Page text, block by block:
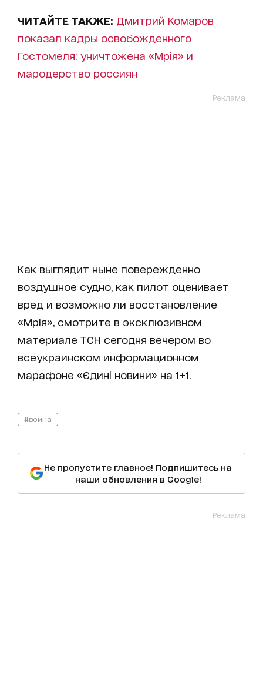
ЧИТАЙТЕ ТАКЖЕ: Дмитрий Комаров
показал кадры освобожденного
Гостомеля: уничтожена «Мрія» и
мародерство россиян
Реклама
Как выглядит ныне повережденно
воздушное судно, как пилот оценивает
вред и возможно ли восстановление
«Мрія», смотрите в эксклюзивном
материале ТСН сегодня вечером во
всеукраинском информационном
марафоне «Єдині новини» на 1+1.
#война
Не пропустите главное! Подпишитесь на
наши обновления в Google!
Реклама